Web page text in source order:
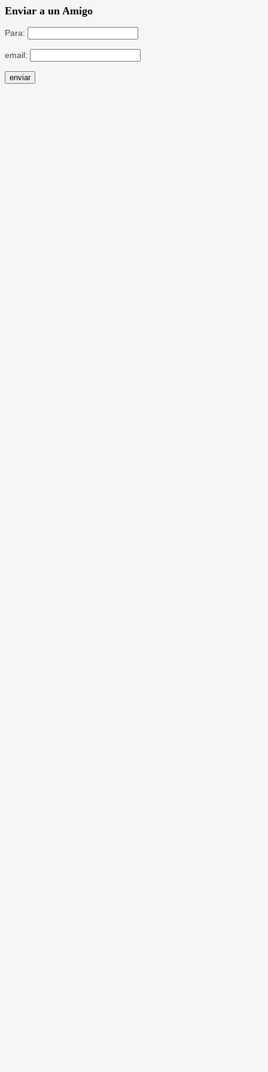
Enviar a un Amigo
Para:
email: